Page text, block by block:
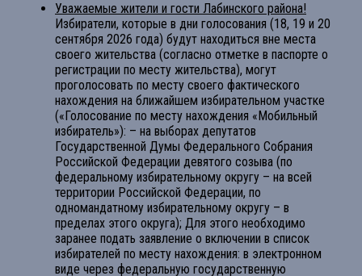
Уважаемые жители и гости Лабинского района!
Избиратели, которые в дни голосования (18, 19 и 20
сентября 2026 года) будут находиться вне места
своего жительства (согласно отметке в паспорте о
регистрации по месту жительства), могут
проголосовать по месту своего фактического
нахождения на ближайшем избирательном участке
(«Голосование по месту нахождения «Мобильный
избиратель»): – на выборах депутатов
Государственной Думы Федерального Собрания
Российской Федерации девятого созыва (по
федеральному избирательному округу – на всей
территории Российской Федерации, по
одномандатному избирательному округу – в
пределах этого округа); Для этого необходимо
заранее подать заявление о включении в список
избирателей по месту нахождения: в электронном
виде через федеральную государственную